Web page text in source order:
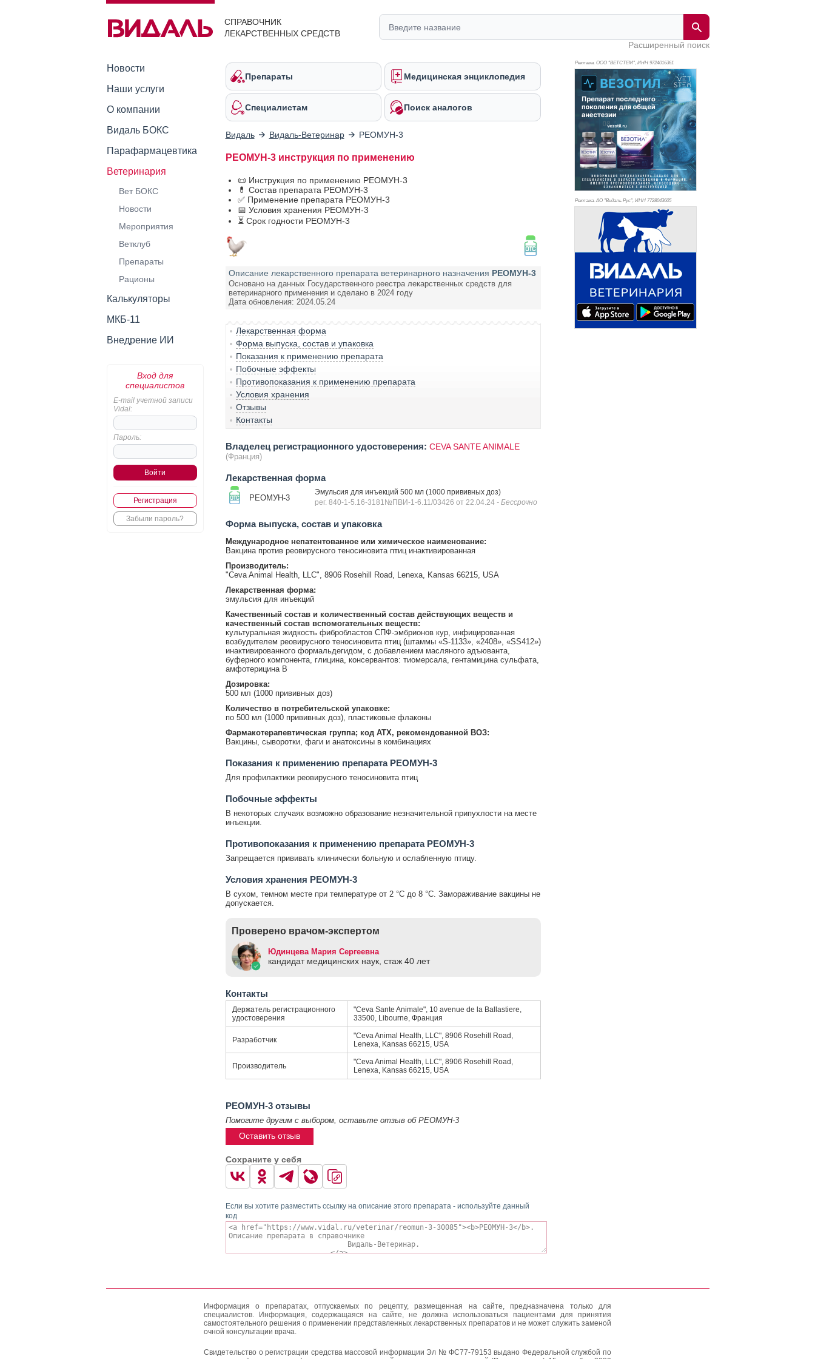
СПРАВОЧНИК
ЛЕКАРСТВЕННЫХ СРЕДСТВ
Расширенный поиск
Новости
Наши услуги
О компании
Видаль БОКС
Парафармацевтика
Ветеринария
Вет БОКС
Новости
Мероприятия
Ветклуб
Препараты
Рационы
Калькуляторы
МКБ-11
Внедрение ИИ
Вход для
специалистов
E-mail учетной записи
Vidal:
Пароль:
Регистрация
Забыли пароль?
Препараты Медицинская энциклопедия
Специалистам Поиск аналогов
Видаль Видаль-Ветеринар РЕОМУН-3
РЕОМУН-3 инструкция по применению
📜 Инструкция по применению РЕОМУН-3
💊 Состав препарата РЕОМУН-3
✅ Применение препарата РЕОМУН-3
📅 Условия хранения РЕОМУН-3
⏳ Срок годности РЕОМУН-3
Описание лекарственного препарата ветеринарного назначения РЕОМУН-3
Основано на данных Государственного реестра лекарственных средств для
ветеринарного применения и сделано в 2024 году
Дата обновления: 2024.05.24
Лекарственная форма
Форма выпуска, состав и упаковка
Показания к применению препарата
Побочные эффекты
Противопоказания к применению препарата
Условия хранения
Отзывы
Контакты
Владелец регистрационного удостоверения: CEVA SANTE ANIMALE
(Франция)
Лекарственная форма
РЕОМУН-3
Эмульсия для инъекций 500 мл (1000 прививных доз)
рег. 840-1-5.16-3181№ПВИ-1-6.11/03426 от 22.04.24 - Бессрочно
Форма выпуска, состав и упаковка
Международное непатентованное или химическое наименование:
Вакцина против реовирусного теносиновита птиц инактивированная
Производитель:
"Ceva Animal Health, LLC", 8906 Rosehill Road, Lenexa, Kansas 66215, USA
Лекарственная форма:
эмульсия для инъекций
Качественный состав и количественный состав действующих веществ и
качественный состав вспомогательных веществ:
культуральная жидкость фибробластов СПФ-эмбрионов кур, инфицированная
возбудителем реовирусного теносиновита птиц (штаммы «S-1133», «2408», «SS412»)
инактивированного формальдегидом, с добавлением масляного адъюванта,
буферного компонента, глицина, консервантов: тиомерсала, гентамицина сульфата,
амфотерицина В
Дозировка:
500 мл (1000 прививных доз)
Количество в потребительской упаковке:
по 500 мл (1000 прививных доз), пластиковые флаконы
Фармакотерапевтическая группа; код АТХ, рекомендованной ВОЗ:
Вакцины, сыворотки, фаги и анатоксины в комбинациях
Показания к применению препарата РЕОМУН-3
Для профилактики реовирусного теносиновита птиц
Побочные эффекты
В некоторых случаях возможно образование незначительной припухлости на месте
инъекции.
Противопоказания к применению препарата РЕОМУН-3
Запрещается прививать клинически больную и ослабленную птицу.
Условия хранения РЕОМУН-3
В сухом, темном месте при температуре от 2 °С до 8 °С. Замораживание вакцины не
допускается.
Проверено врачом-экспертом
Юдинцева Мария Сергеевна
кандидат медицинских наук, стаж 40 лет
Контакты
Держатель регистрационного
удостоверения
"Ceva Sante Animale", 10 avenue de la Ballastiere,
33500, Libourne, Франция
Разработчик
"Ceva Animal Health, LLC", 8906 Rosehill Road,
Lenexa, Kansas 66215, USA
Производитель
"Ceva Animal Health, LLC", 8906 Rosehill Road,
Lenexa, Kansas 66215, USA
РЕОМУН-3 отзывы
Помогите другим с выбором, оставьте отзыв об РЕОМУН-3
Оставить отзыв
Сохраните у себя
Если вы хотите разместить ссылку на описание этого препарата - используйте данный
код
Реклама. ООО "ВЕТСТЕМ", ИНН 9724016361
Реклама. АО "Видаль Рус", ИНН 7728043605
Информация о препаратах, отпускаемых по рецепту, размещенная на сайте, предназначена только для
специалистов. Информация, содержащаяся на сайте, не должна использоваться пациентами для принятия
самостоятельного решения о применении представленных лекарственных препаратов и не может служить заменой
очной консультации врача.
Свидетельство о регистрации средства массовой информации Эл № ФС77-79153 выдано Федеральной службой по